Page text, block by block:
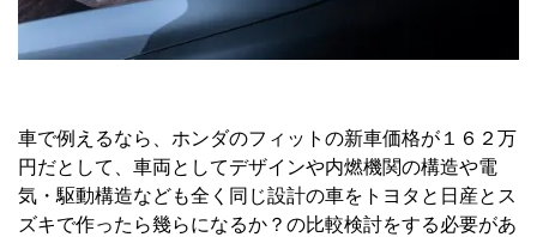
車で例えるなら、ホンダのフィットの新車価格が１６２万
円だとして、車両としてデザインや内燃機関の構造や電
気・駆動構造なども全く同じ設計の車をトヨタと日産とス
ズキで作ったら幾らになるか？の比較検討をする必要があ